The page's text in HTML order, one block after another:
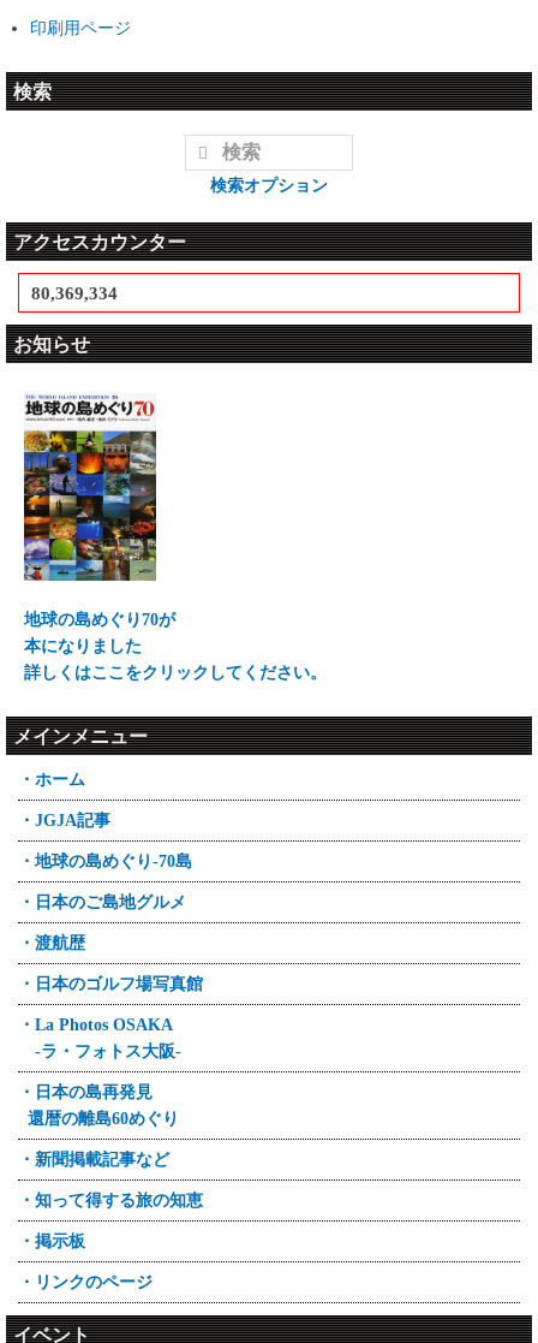
印刷用ページ
検索
検索オプション
アクセスカウンター
80,369,334
お知らせ
地球の島めぐり70が
本になりました
詳しくはここをクリックしてください。
メインメニュー
・ホーム
・JGJA記事
・地球の島めぐり-70島
・日本のご島地グルメ
・渡航歴
・日本のゴルフ場写真館
・La Photos OSAKA
-ラ・フォトス大阪-
・日本の島再発見
還暦の離島60めぐり
・新聞掲載記事など
・知って得する旅の知恵
・掲示板
・リンクのページ
イベント